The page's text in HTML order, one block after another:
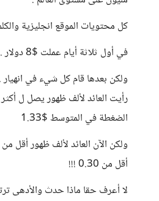
كل محتويات الموقع انجليزية
في أول ثلاثة أيام عملت $8 دولار ..!
ولكن بعدها قام كل شيء في
الضغطة في المتوسط $1.33
ولكن الآن العائد لألف ظهور أقل
أقل من 0.30 !!!
لا أعرف حقا ماذا حدث والأدهى